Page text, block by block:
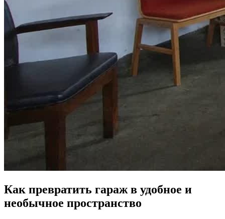
Как превратить гараж в удобное и
необычное пространство